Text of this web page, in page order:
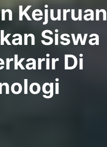
Kejuruan
Siswa
Di